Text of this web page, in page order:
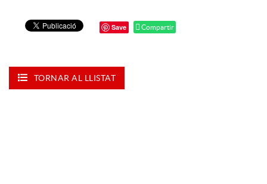
Save Compartir
TORNAR AL LLISTAT